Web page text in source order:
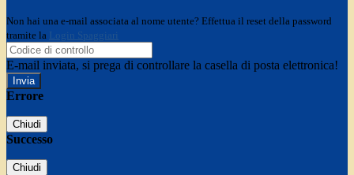
Non hai una e-mail associata al nome utente? Effettua il reset della password
tramite la Login Spaggiari
E-mail inviata, si prega di controllare la casella di posta elettronica!
Errore
Chiudi
Successo
Chiudi